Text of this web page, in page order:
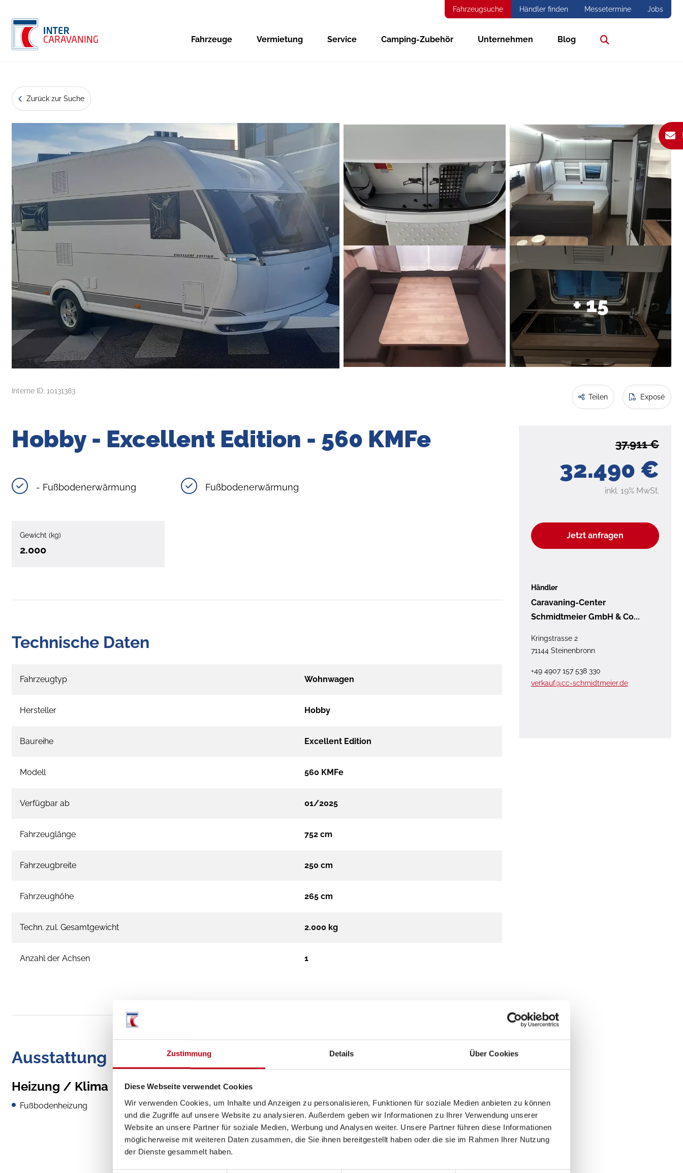
Zustimmung Details Über Cookies
Diese Webseite verwendet Cookies
Wir verwenden Cookies, um Inhalte und Anzeigen zu personalisieren, Funktionen für soziale Medien anbieten zu können
und die Zugriffe auf unsere Website zu analysieren. Außerdem geben wir Informationen zu Ihrer Verwendung unserer
Website an unsere Partner für soziale Medien, Werbung und Analysen weiter. Unsere Partner führen diese Informationen
möglicherweise mit weiteren Daten zusammen, die Sie ihnen bereitgestellt haben oder die sie im Rahmen Ihrer Nutzung
der Dienste gesammelt haben.
Fahrzeugsuche Händler finden Messetermine Jobs
Fahrzeuge Vermietung Service Camping-Zubehör Unternehmen Blog
Zurück zur Suche
+ 15
Interne ID: 10131383
Teilen Exposé
32.490 €
37.911 €
inkl. 19% MwSt.
Jetzt anfragen
Händler
Caravaning-Center
Schmidtmeier GmbH & Co...
Kringstrasse 2
71144 Steinenbronn
+49 4907 157 538 330
verkauf@cc-schmidtmeier.de
Hobby - Excellent Edition - 560 KMFe
- Fußbodenerwärmung Fußbodenerwärmung
Gewicht (kg)
2.000
Technische Daten
Fahrzeugtyp Wohnwagen
Hersteller Hobby
Baureihe Excellent Edition
Modell 560 KMFe
Verfügbar ab 01/2025
Fahrzeuglänge 752 cm
Fahrzeugbreite 250 cm
Fahrzeughöhe 265 cm
Techn. zul. Gesamtgewicht 2.000 kg
Anzahl der Achsen 1
Ausstattung
Heizung / Klima
Fußbodenheizung